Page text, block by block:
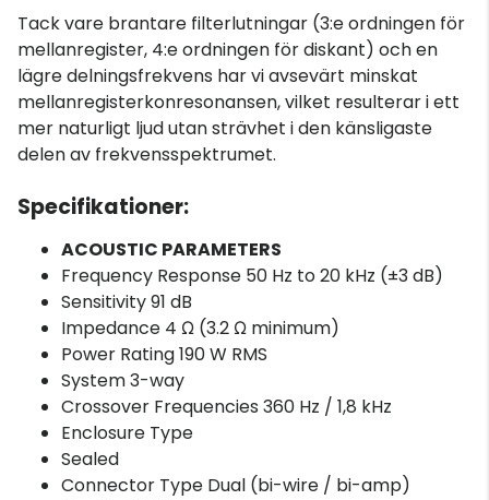
Tack vare brantare filterlutningar (3:e ordningen för
mellanregister, 4:e ordningen för diskant) och en
lägre delningsfrekvens har vi avsevärt minskat
mellanregisterkonresonansen, vilket resulterar i ett
mer naturligt ljud utan strävhet i den känsligaste
delen av frekvensspektrumet.
Specifikationer:
ACOUSTIC PARAMETERS
Frequency Response 50 Hz to 20 kHz (±3 dB)
Sensitivity 91 dB
Impedance 4 Ω (3.2 Ω minimum)
Power Rating 190 W RMS
System 3-way
Crossover Frequencies 360 Hz / 1,8 kHz
Enclosure Type
Sealed
Connector Type Dual (bi-wire / bi-amp)